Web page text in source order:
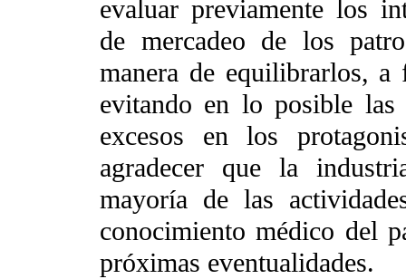
evaluar previamente los
de mercadeo de los
manera de equilibrarlos,
evitando en lo posible las
excesos en los
agradecer que la
mayoría de las
conocimiento médico del
próximas eventualidades.